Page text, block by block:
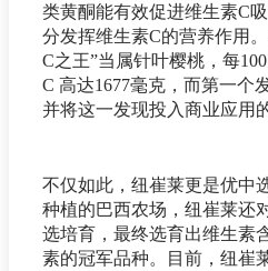
类黄酮能有效促进维生素C
分发挥维生素C的营养作用
C之王”当属针叶樱桃，每
C 高达1677毫克，而第一个
并将这一发现投入商业应用
不仅如此，纽崔莱更是优中
种植的巴西农场，纽崔莱还
选培育，最终选育出维生素
素的冠军品种。目前，纽崔